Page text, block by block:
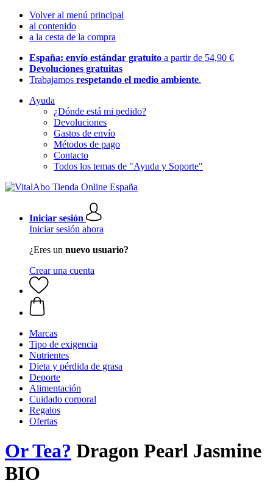
Volver al menú principal
al contenido
a la cesta de la compra
España: envío estándar gratuito a partir de 54,90 €
Devoluciones gratuitas
Trabajamos respetando el medio ambiente.
Ayuda
¿Dónde está mi pedido?
Devoluciones
Gastos de envío
Métodos de pago
Contacto
Todos los temas de "Ayuda y Soporte"
Iniciar sesión
Iniciar sesión ahora
¿Eres un nuevo usuario?
Crear una cuenta
Marcas
Tipo de exigencia
Nutrientes
Dieta y pérdida de grasa
Deporte
Alimentación
Cuidado corporal
Regalos
Ofertas
Or Tea? Dragon Pearl Jasmine
BIO